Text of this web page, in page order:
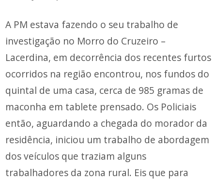
A PM estava fazendo o seu trabalho de
investigação no Morro do Cruzeiro –
Lacerdina, em decorrência dos recentes furtos
ocorridos na região encontrou, nos fundos do
quintal de uma casa, cerca de 985 gramas de
maconha em tablete prensado. Os Policiais
então, aguardando a chegada do morador da
residência, iniciou um trabalho de abordagem
dos veículos que traziam alguns
trabalhadores da zona rural. Eis que para